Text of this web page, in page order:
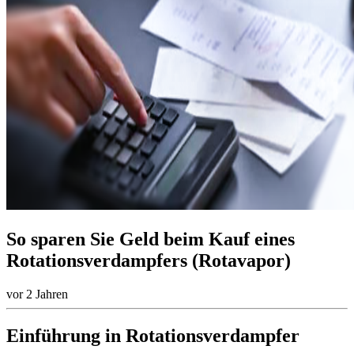
So sparen Sie Geld beim Kauf eines
Rotationsverdampfers (Rotavapor)
vor 2 Jahren
Einführung in Rotationsverdampfer